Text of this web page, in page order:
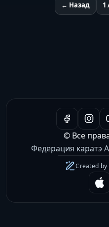
← Назад 1
© Все
Федерация каратэ
Created by